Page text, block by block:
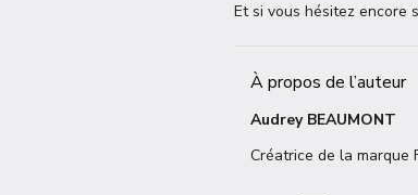
Et si vous hésitez encore
À propos de l’auteur
Audrey BEAUMONT
Créatrice de la marque